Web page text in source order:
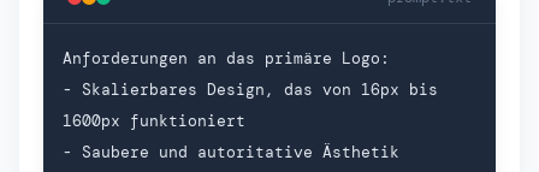
Anforderungen an das primäre Logo:
- Skalierbares Design, das von 16px bis
1600px funktioniert
- Saubere und autoritative Ästhetik